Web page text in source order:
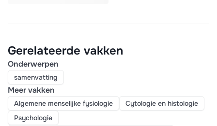
Gerelateerde vakken
Onderwerpen
samenvatting
Meer vakken
Algemene menselijke fysiologie
Cytologie en histologie
Psychologie